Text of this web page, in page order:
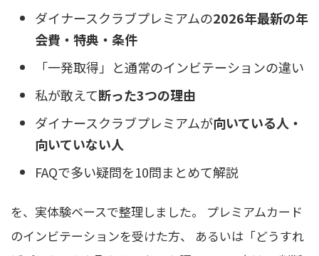
ダイナースクラブプレミアムの2026年最新の年
会費・特典・条件
「一発取得」と通常のインビテーションの違い
私が敢えて断った3つの理由
ダイナースクラブプレミアムが向いている人・
向いていない人
FAQで多い疑問を10問まとめて解説
を、実体験ベースで整理しました。 プレミアムカード
のインビテーションを受けた方、 あるいは「どうすれ